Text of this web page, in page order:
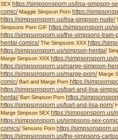
SEX https://simpsonsporn.us/lisa-simpson-
comic/Maggie Simpson Porn https://
https://simpsonsporn.us/lisa-simpson-nude/
Simpsons Porn GIF https://simpsonsporn.us/
https://simpsonsporn.us/the-simpsons-tram-
hentai-comics/The Simpsons XXX https://
https://simpsonsporn.us/simpson-hentai/
Marge Simpson XXX https://simpsonsporn.us/
https://simpsonsporn.us/marge-simpson-
https://simpsonsporn.us/marge-porn/Marge
comic/Bart and Marge Porn https://
https://simpsonsporn.us/bart-and-lisa-
hentai/Bart Simpson Porn https://
https://simpsonsporn.us/bart-and-lisa-porn/
Marge Simpson SEX https://simpsonsporn.us/
https://simpsonsporn.us/simpsons-sex-
comics/Simsons Porn https://
https://simpsonsporn.us/the-simpsons-